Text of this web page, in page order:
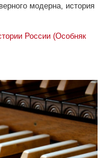
модерна, история
России (Особняк